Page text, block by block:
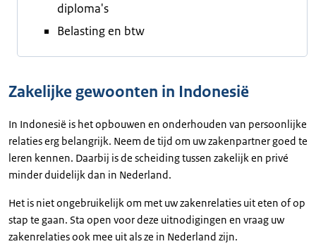
diploma's
Belasting en btw
Zakelijke gewoonten in Indonesië
In Indonesië is het opbouwen en onderhouden van persoonlijke
relaties erg belangrijk. Neem de tijd om uw zakenpartner goed te
leren kennen. Daarbij is de scheiding tussen zakelijk en privé
minder duidelijk dan in Nederland.
Het is niet ongebruikelijk om met uw zakenrelaties uit eten of op
stap te gaan. Sta open voor deze uitnodigingen en vraag uw
zakenrelaties ook mee uit als ze in Nederland zijn.